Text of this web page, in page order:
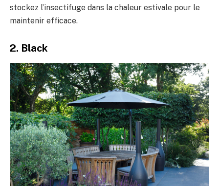
stockez l’insectifuge dans la chaleur estivale pour le
maintenir efficace.
2. Black